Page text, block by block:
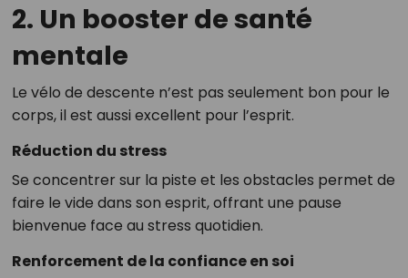
2. Un booster de santé
mentale
Le vélo de descente n’est pas seulement bon pour le
corps, il est aussi excellent pour l’esprit.
Réduction du stress
Se concentrer sur la piste et les obstacles permet de
faire le vide dans son esprit, offrant une pause
bienvenue face au stress quotidien.
Renforcement de la confiance en soi